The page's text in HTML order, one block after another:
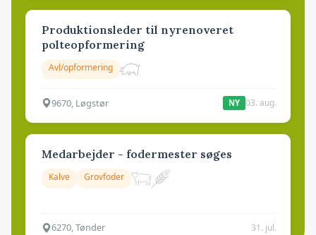
Produktionsleder til nyrenoveret
polteopformering
Avl/opformering
9670, Løgstør NY 03. aug.
Medarbejder - fodermester søges
Kalve Grovfoder
6270, Tønder 31. jul.